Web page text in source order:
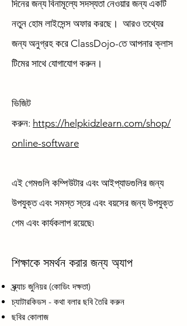
দিনের জন্য বিনামূল্যে সদস্যতা নেওয়ার জন্য একটি
নতুন হোম লাইসেন্স অফার করছে। আরও তথ্যের
জন্য অনুগ্রহ করে ClassDojo-তে আপনার ক্লাস
টিমের সাথে যোগাযোগ করুন।
ভিজিট
করুন: https://helpkidzlearn.com/shop/
online-software
এই গেমগুলি কম্পিউটার এবং আইপ্যাডগুলির জন্য
উপযুক্ত এবং সমস্ত স্তর এবং বয়সের জন্য উপযুক্ত
গেম এবং কার্যকলাপ রয়েছে৷
শিক্ষাকে সমর্থন করার জন্য অ্যাপ
স্ক্র্যাচ জুনিয়র (কোডিং দক্ষতা)
চ্যাটারকিডস - কথা বলার ছবি তৈরি করুন
ছবির কোলাজ